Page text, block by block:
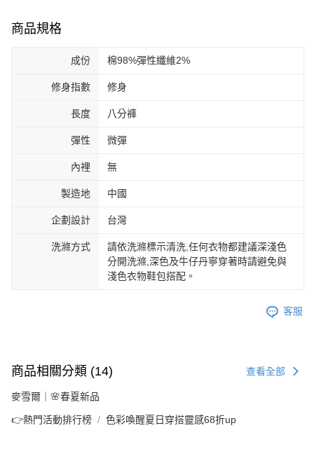
商品規格
成份 棉98%彈性纖維2%
修身指數 修身
長度 八分褲
彈性 微彈
內裡 無
製造地 中國
企劃設計 台灣
洗滌方式
請依洗滌標示清洗,任何衣物都建議深淺色
分開洗滌,深色及牛仔丹寧穿著時請避免與
淺色衣物鞋包搭配。
客服
商品相關分類 (14) 查看全部
麥雪爾｜🌸春夏新品
👉熱門活動排行榜 色彩喚醒夏日穿搭靈感68折up